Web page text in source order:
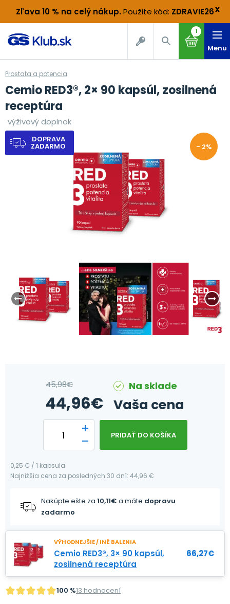
Zľava 10 % na celý nákup. Použite kód: ZDRAVIE26x
1
Menu
Prostata a potencia
Cemio RED3®, 2× 90 kapsúl, zosilnená
receptúra
výživový doplnok
DOPRAVA
ZADARMO - 2%
45,98€
44,96€
Na sklade
Vaša cena
PRIDAŤ DO KOŠÍKA
0,25 € / 1 kapsula
Najnižšia cena za posledných 30 dní: 44,96 €
Nakúpte ešte za 10,11€ a máte dopravu
zadarmo
VÝHODNEJŠIE / INÉ BALENIA
Cemio RED3®, 3× 90 kapsúl,
zosilnená receptúra
66,27€
100 %13 hodnocení